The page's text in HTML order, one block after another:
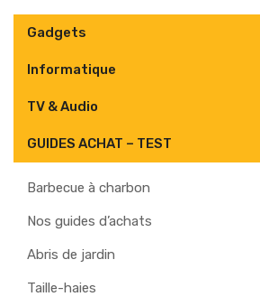
Gadgets
Informatique
TV & Audio
GUIDES ACHAT – TEST
Barbecue à charbon
Nos guides d’achats
Abris de jardin
Taille-haies